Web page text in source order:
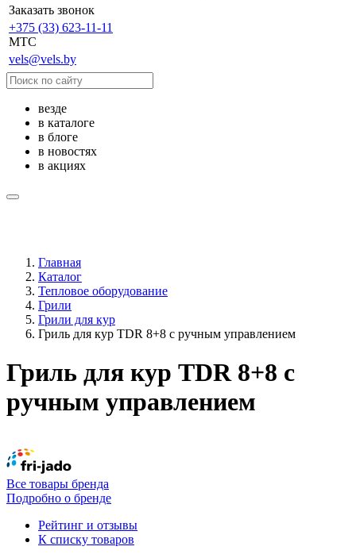
Заказать звонок
+375 (33) 623-11-11
MTC
vels@vels.by
везде
в каталоге
в блоге
в новостях
в акциях
Главная
Каталог
Тепловое оборудование
Грили
Грили для кур
Гриль для кур TDR 8+8 с ручным управлением
Гриль для кур TDR 8+8 с
ручным управлением
Все товары бренда
Подробно о бренде
Рейтинг и отзывы
К списку товаров